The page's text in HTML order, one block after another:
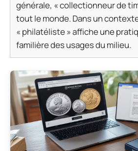
générale, « collectionneur de
tout le monde. Dans un
« philatéliste » affiche une
familière des usages du milieu.